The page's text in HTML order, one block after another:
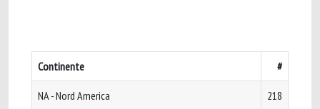
Continente #
NA - Nord America 218